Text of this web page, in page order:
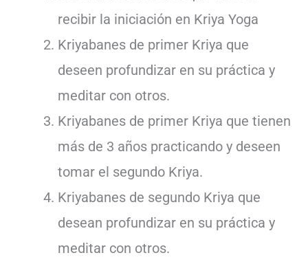
recibir la iniciación en Kriya Yoga
Kriyabanes de primer Kriya que
deseen profundizar en su práctica y
meditar con otros.
Kriyabanes de primer Kriya que tienen
más de 3 años practicando y deseen
tomar el segundo Kriya.
Kriyabanes de segundo Kriya que
desean profundizar en su práctica y
meditar con otros.